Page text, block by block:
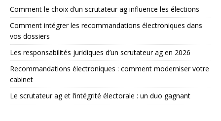
Comment le choix d’un scrutateur ag influence les élections
Comment intégrer les recommandations électroniques dans
vos dossiers
Les responsabilités juridiques d’un scrutateur ag en 2026
Recommandations électroniques : comment moderniser votre
cabinet
Le scrutateur ag et l’intégrité électorale : un duo gagnant